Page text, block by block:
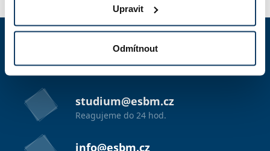
Upravit
Odmítnout
+420 603 836 740
7:30 - 17:00 hod.
studium@esbm.cz
Reagujeme do 24 hod.
info@esbm.cz